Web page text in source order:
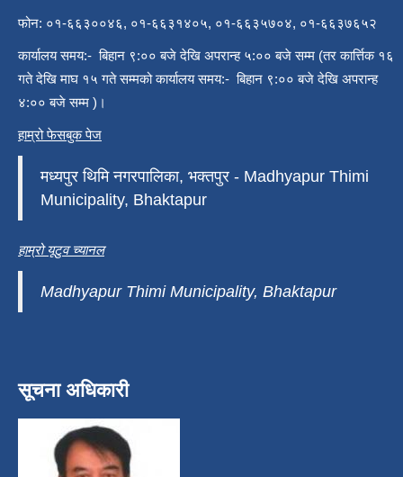
फोन: ०१-६६३००४६, ०१-६६३१४०५, ०१-६६३५७०४, ०१-६६३७६५२
कार्यालय समय:- बिहान ९:०० बजे देखि अपरान्ह ५:०० बजे सम्म (तर कार्त्तिक १६
गते देखि माघ १५ गते सम्मको कार्यालय समय:- बिहान ९:०० बजे देखि अपरान्ह
४:०० बजे सम्म )।
हाम्रो फेसबुक पेज
मध्यपुर थिमि नगरपालिका, भक्तपुर - Madhyapur Thimi
Municipality, Bhaktapur
हाम्रो यूटुव च्यानल
Madhyapur Thimi Municipality, Bhaktapur
सूचना अधिकारी